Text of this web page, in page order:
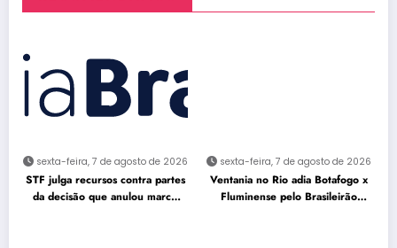
sexta-feira, 7 de agosto de 2026
STF julga recursos contra partes
da decisão que anulou marco
sexta-feira, 7 de agosto de 2026
Ventania no Rio adia Botafogo x
Fluminense pelo Brasileirão